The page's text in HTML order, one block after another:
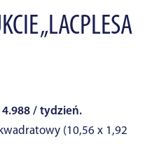
„LACPLESA
/ tydzień.
(10,56 x 1,92